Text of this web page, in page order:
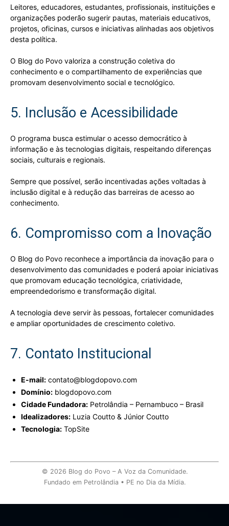
Leitores, educadores, estudantes, profissionais, instituições e
organizações poderão sugerir pautas, materiais educativos,
projetos, oficinas, cursos e iniciativas alinhadas aos objetivos
desta política.
O Blog do Povo valoriza a construção coletiva do
conhecimento e o compartilhamento de experiências que
promovam desenvolvimento social e tecnológico.
5. Inclusão e Acessibilidade
O programa busca estimular o acesso democrático à
informação e às tecnologias digitais, respeitando diferenças
sociais, culturais e regionais.
Sempre que possível, serão incentivadas ações voltadas à
inclusão digital e à redução das barreiras de acesso ao
conhecimento.
6. Compromisso com a Inovação
O Blog do Povo reconhece a importância da inovação para o
desenvolvimento das comunidades e poderá apoiar iniciativas
que promovam educação tecnológica, criatividade,
empreendedorismo e transformação digital.
A tecnologia deve servir às pessoas, fortalecer comunidades
e ampliar oportunidades de crescimento coletivo.
7. Contato Institucional
E-mail: contato@blogdopovo.com
Domínio: blogdopovo.com
Cidade Fundadora: Petrolândia – Pernambuco – Brasil
Idealizadores: Luzia Coutto & Júnior Coutto
Tecnologia: TopSite
© 2026 Blog do Povo – A Voz da Comunidade.
Fundado em Petrolândia • PE no Dia da Mídia.